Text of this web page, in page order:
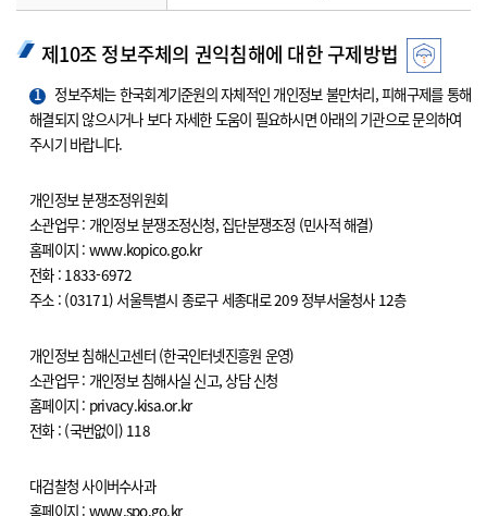
제10조 정보주체의 권익침해에 대한 구제방법
1
정보주체는 한국회계기준원의 자체적인 개인정보 불만처리, 피해구제를 통해
해결되지 않으시거나 보다 자세한 도움이 필요하시면 아래의 기관으로 문의하여
주시기 바랍니다.
개인정보 분쟁조정위원회
소관업무 : 개인정보 분쟁조정신청, 집단분쟁조정 (민사적 해결)
홈페이지 : www.kopico.go.kr
전화 : 1833-6972
주소 : (03171) 서울특별시 종로구 세종대로 209 정부서울청사 12층
개인정보 침해신고센터 (한국인터넷진흥원 운영)
소관업무 : 개인정보 침해사실 신고, 상담 신청
홈페이지 : privacy.kisa.or.kr
전화 : (국번없이) 118
대검찰청 사이버수사과
홈페이지 : www.spo.go.kr